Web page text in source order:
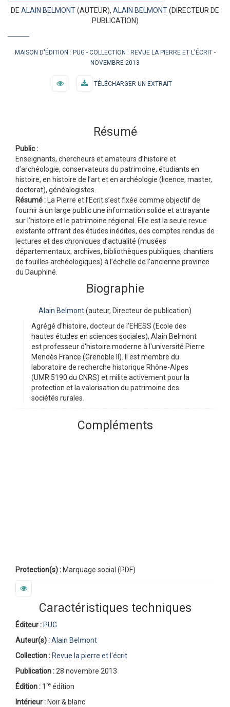
DE ALAIN BELMONT(AUTEUR), ALAIN BELMONT(DIRECTEUR DE
PUBLICATION)
MAISON D'ÉDITION : PUG COLLECTION : REVUE LA PIERRE ET L'ÉCRIT
NOVEMBRE 2013
TÉLÉCHARGER UN EXTRAIT
Résumé
Public :
Enseignants, chercheurs et amateurs d’histoire et
d’archéologie, conservateurs du patrimoine, étudiants en
histoire, en histoire de l’art et en archéologie (licence, master,
doctorat), généalogistes.
Résumé : La Pierre et l’Ecrit s’est fixée comme objectif de
fournir à un large public une information solide et attrayante
sur l’histoire et le patrimoine régional. Elle est la seule revue
existante offrant des études inédites, des comptes rendus de
lectures et des chroniques d’actualité (musées
départementaux, archives, bibliothèques publiques, chantiers
de fouilles archéologiques) à l’échelle de l’ancienne province
du Dauphiné.
Biographie
Alain Belmont(auteur, Directeur de publication)
Agrégé d'histoire, docteur de l'EHESS (Ecole des
hautes études en sciences sociales), Alain Belmont
est professeur d'histoire moderne à l'université Pierre
Mendès France (Grenoble II). Il est membre du
laboratoire de recherche historique Rhône-Alpes
(UMR 5190 du CNRS) et milite activement pour la
protection et la valorisation du patrimoine des
sociétés rurales.
Compléments
Protection(s) : Marquage social (PDF)
Caractéristiques techniques
Éditeur : PUG
Auteur(s) :Alain Belmont
Collection : Revue la pierre et l'écrit
Publication :28 novembre 2013
Édition : 1 re édition
Intérieur : Noir & blanc